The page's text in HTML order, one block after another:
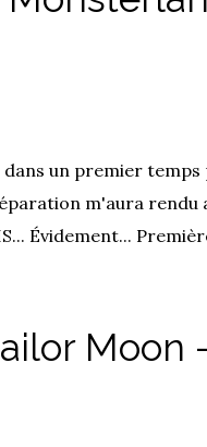
un premier temps
m'aura rendu
Évidement...
Moon